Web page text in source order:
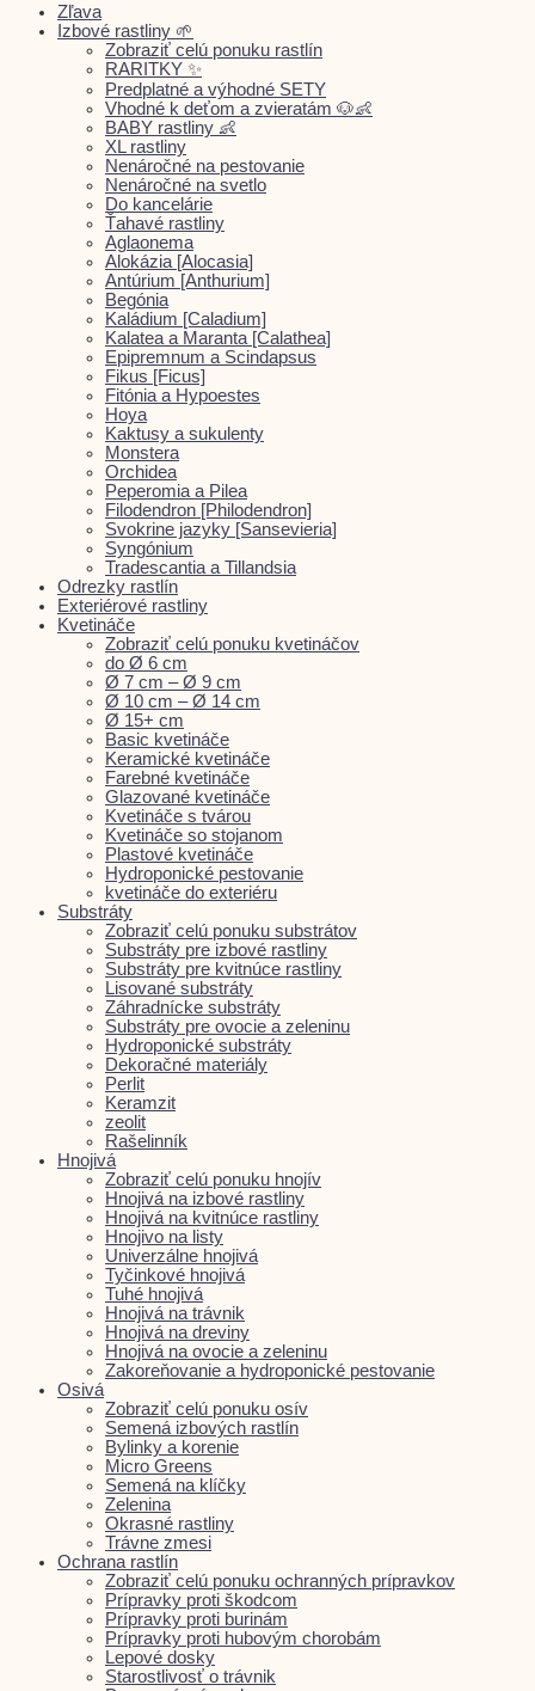
Zľava
Izbové rastliny 🌱
Zobraziť celú ponuku rastlín
RARITKY ✨
Predplatné a výhodné SETY
Vhodné k deťom a zvieratám 🐶👶
BABY rastliny 👶
XL rastliny
Nenáročné na pestovanie
Nenáročné na svetlo
Do kancelárie
Ťahavé rastliny
Aglaonema
Alokázia [Alocasia]
Antúrium [Anthurium]
Begónia
Kaládium [Caladium]
Kalatea a Maranta [Calathea]
Epipremnum a Scindapsus
Fikus [Ficus]
Fitónia a Hypoestes
Hoya
Kaktusy a sukulenty
Monstera
Orchidea
Peperomia a Pilea
Filodendron [Philodendron]
Svokrine jazyky [Sansevieria]
Syngónium
Tradescantia a Tillandsia
Odrezky rastlín
Exteriérové rastliny
Kvetináče
Zobraziť celú ponuku kvetináčov
do Ø 6 cm
Ø 7 cm – Ø 9 cm
Ø 10 cm – Ø 14 cm
Ø 15+ cm
Basic kvetináče
Keramické kvetináče
Farebné kvetináče
Glazované kvetináče
Kvetináče s tvárou
Kvetináče so stojanom
Plastové kvetináče
Hydroponické pestovanie
kvetináče do exteriéru
Substráty
Zobraziť celú ponuku substrátov
Substráty pre izbové rastliny
Substráty pre kvitnúce rastliny
Lisované substráty
Záhradnícke substráty
Substráty pre ovocie a zeleninu
Hydroponické substráty
Dekoračné materiály
Perlit
Keramzit
zeolit
Rašelinník
Hnojivá
Zobraziť celú ponuku hnojív
Hnojivá na izbové rastliny
Hnojivá na kvitnúce rastliny
Hnojivo na listy
Univerzálne hnojivá
Tyčinkové hnojivá
Tuhé hnojivá
Hnojivá na trávnik
Hnojivá na dreviny
Hnojivá na ovocie a zeleninu
Zakoreňovanie a hydroponické pestovanie
Osivá
Zobraziť celú ponuku osív
Semená izbových rastlín
Bylinky a korenie
Micro Greens
Semená na klíčky
Zelenina
Okrasné rastliny
Trávne zmesi
Ochrana rastlín
Zobraziť celú ponuku ochranných prípravkov
Prípravky proti škodcom
Prípravky proti burinám
Prípravky proti hubovým chorobám
Lepové dosky
Starostlivosť o trávnik